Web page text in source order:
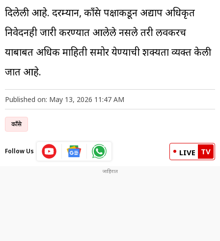
दिलेली आहे. दरम्यान, काँग्रेस पक्षाकडून अद्याप अधिकृत
निवेदनही जारी करण्यात आलेले नसले तरी लवकरच
याबाबत अधिक माहिती समोर येण्याची शक्यता व्यक्त केली
जात आहे.
Published on: May 13, 2026 11:47 AM
काँग्रेस
Follow Us LIVE TV